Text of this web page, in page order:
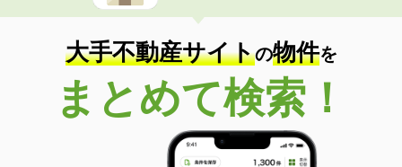
大手不動産サイトの物件を
まとめて検索！